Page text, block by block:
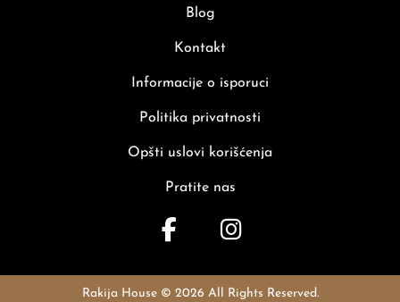
Rakija House © 2026 All Rights Reserved.
Blog
Kontakt
Informacije o isporuci
Politika privatnosti
Opšti uslovi korišćenja
Pratite nas
Rakija House © 2026 All Rights Reserved.